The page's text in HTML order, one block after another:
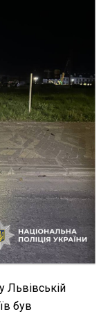
Львівській
був